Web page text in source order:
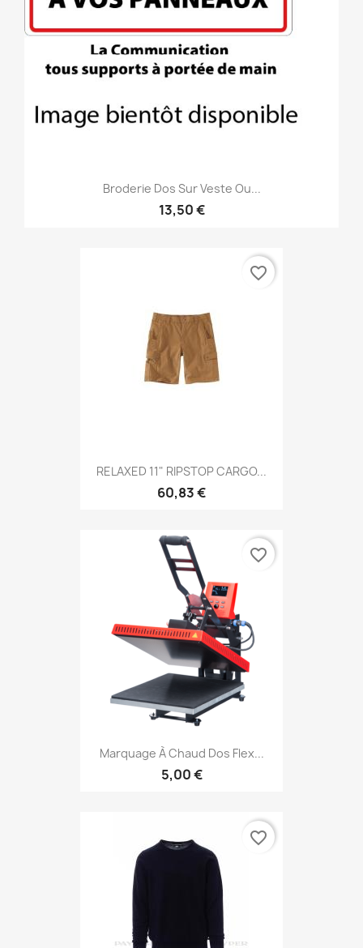
Broderie Dos Sur Veste Ou...
13,50 €
RELAXED 11" RIPSTOP CARGO...
60,83 €
favorite_border
Marquage À Chaud Dos Flex...
5,00 €
favorite_border
favorite_border